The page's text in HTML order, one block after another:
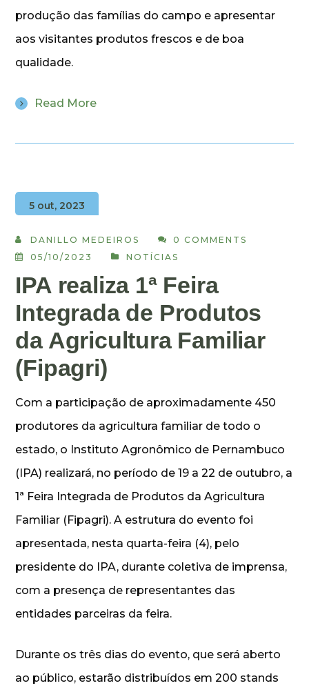
produção das famílias do campo e apresentar
aos visitantes produtos frescos e de boa
qualidade.
Read More
5 out, 2023
DANILLO MEDEIROS
0 COMMENTS
05/10/2023
NOTÍCIAS
IPA realiza 1ª Feira
Integrada de Produtos
da Agricultura Familiar
(Fipagri)
Com a participação de aproximadamente 450
produtores da agricultura familiar de todo o
estado, o Instituto Agronômico de Pernambuco
(IPA) realizará, no período de 19 a 22 de outubro, a
1ª Feira Integrada de Produtos da Agricultura
Familiar (Fipagri). A estrutura do evento foi
apresentada, nesta quarta-feira (4), pelo
presidente do IPA, durante coletiva de imprensa,
com a presença de representantes das
entidades parceiras da feira.
Durante os três dias do evento, que será aberto
ao público, estarão distribuídos em 200 stands